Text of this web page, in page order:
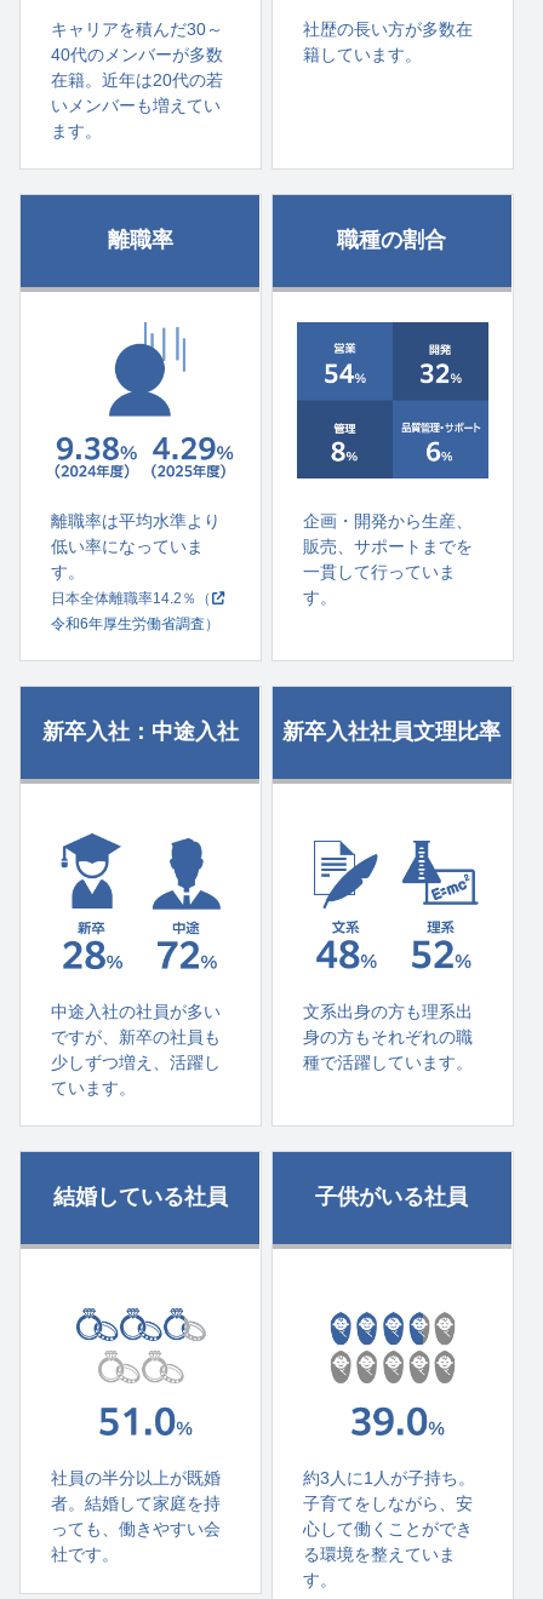
キャリアを積んだ30～
40代のメンバーが多数
在籍。近年は20代の若
いメンバーも増えてい
ます。
社歴の長い方が多数在
籍しています。
離職率
離職率は平均水準より
低い率になっていま
す。
日本全体離職率14.2％（
令和6年厚生労働省調査 ）
職種の割合
企画・開発から生産、
販売、サポートまでを
一貫して行っていま
す。
新卒入社：中途入社
中途入社の社員が多い
ですが、新卒の社員も
少しずつ増え、活躍し
ています。
新卒入社社員文理比率
文系出身の方も理系出
身の方もそれぞれの職
種で活躍しています。
結婚している社員
社員の半分以上が既婚
者。結婚して家庭を持
っても、働きやすい会
社です。
子供がいる社員
約3人に1人が子持ち。
子育てをしながら、安
心して働くことができ
る環境を整えていま
す。